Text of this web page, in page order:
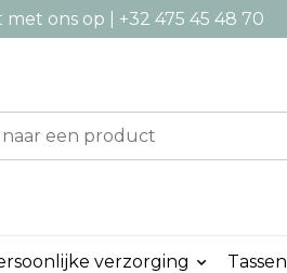
ons op | +32 475 45 48 70
verzorging Tassen